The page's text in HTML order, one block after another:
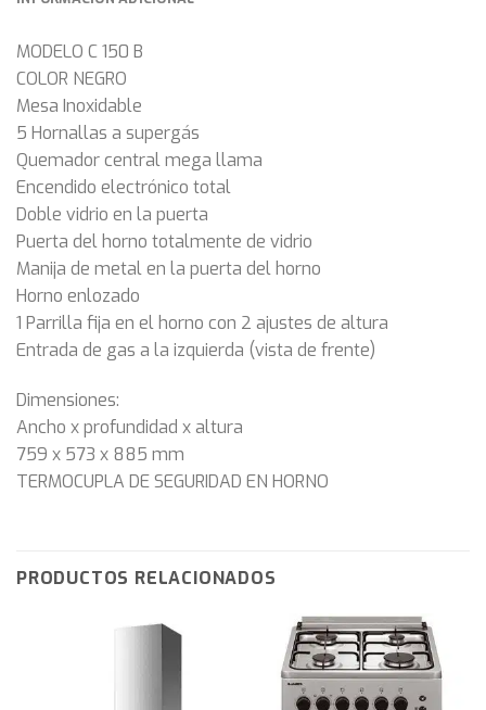
MODELO C 150 B
COLOR NEGRO
Mesa Inoxidable
5 Hornallas a supergás
Quemador central mega llama
Encendido electrónico total
Doble vidrio en la puerta
Puerta del horno totalmente de vidrio
Manija de metal en la puerta del horno
Horno enlozado
1 Parrilla fija en el horno con 2 ajustes de altura
Entrada de gas a la izquierda (vista de frente)
Dimensiones:
Ancho x profundidad x altura
759 x 573 x 885 mm
TERMOCUPLA DE SEGURIDAD EN HORNO
PRODUCTOS RELACIONADOS